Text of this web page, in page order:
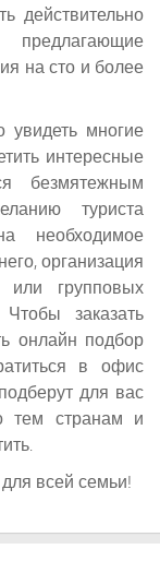
действительно
на сто и более
многие
интересные
безмятежным
туриста
необходимое
организация
или групповых
заказать
онлайн подбор
в офис
для вас
тем странам и
всей семьи!